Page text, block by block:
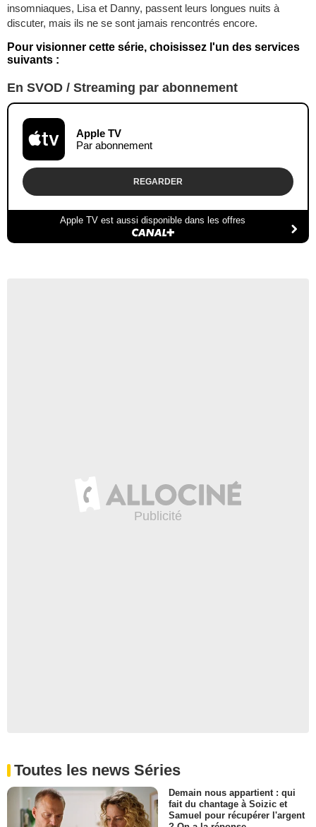
insomniaques, Lisa et Danny, passent leurs longues nuits à
discuter, mais ils ne se sont jamais rencontrés encore.
Pour visionner cette série, choisissez l'un des services
suivants :
En SVOD / Streaming par abonnement
Apple TV
Par abonnement
REGARDER
Apple TV est aussi disponible dans les offres
Toutes les news Séries
Demain nous appartient : qui
fait du chantage à Soizic et
Samuel pour récupérer l'argent